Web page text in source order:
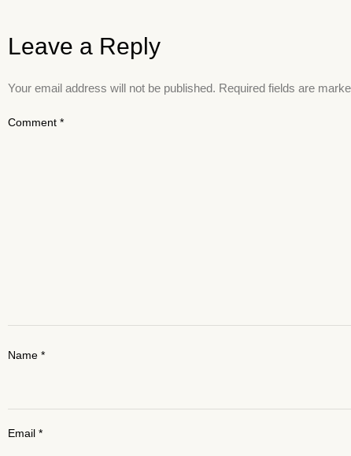
Leave a Reply
Your email address will not be published. Required fields are
Comment *
Name *
Email *